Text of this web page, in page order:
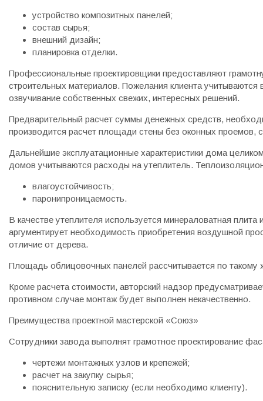
устройство композитных панелей;
состав сырья;
внешний дизайн;
планировка отделки.
Профессиональные проектировщики предоставляют
строительных материалов. Пожелания клиента
озвучивание собственных свежих, интересных решений.
Предварительный расчет суммы денежных средств,
производится расчет площади стены без оконных проемов,
Дальнейшие эксплуатационные характеристики дома
домов учитываются расходы на утеплитель.
влагоустойчивость;
паронипроницаемость.
В качестве утеплителя используется минераловатная
аргументирует необходимость приобретения воздушной
отличие от дерева.
Площадь облицовочных панелей рассчитывается по такому
Кроме расчета стоимости, авторский надзор
противном случае монтаж будет выполнен некачественно.
Преимущества проектной мастерской «Союз»
Сотрудники завода выполнят грамотное проектирование
чертежи монтажных узлов и крепежей;
расчет на закупку сырья;
пояснительную записку (если необходимо клиенту).